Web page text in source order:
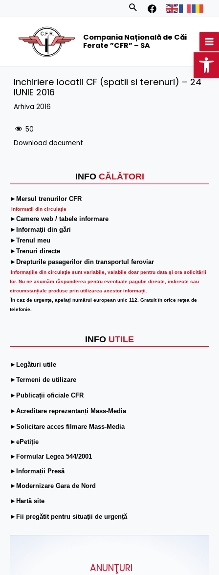
Search
Compania Națională de Căi
Ferate ”CFR” – SA
INFO CĂLĂTORI
►Mersul trenurilor CFR
Informatii din circulaţie
►Camere web / tabele informare
►Informaţii din gări
►Trenul meu
►Trenuri directe
►Drepturile pasagerilor din transportul feroviar
Informaţiile din circulaţie sunt variabile, valabile doar pentru data şi ora solicitării
lor. Nu ne asumăm răspunderea pentru eventuale pagube directe, indirecte sau
circumstanțiale produse prin utilizarea acestor informații.
În caz de urgenţe, apelaţi numărul european unic 112. Gratuit în orice reţea de
telefonie.
INFO UTILE
►Legături utile
►Termeni de utilizare
►Publicații oficiale CFR
►Acreditare reprezentanți Mass-Media
►Solicitare acces filmare Mass-Media
►ePetiție
►Formular Legea 544/2001
►Informații Presă
►Modernizare Gara de Nord
►Hartă site
►Fii pregătit pentru situații de urgență
Inchiriere locatii CF (spatii si terenuri) – 24
IUNIE 2016
Arhiva 2016
50
Download document
ANUNŢURI